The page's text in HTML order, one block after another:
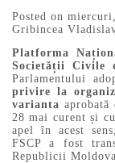
Posted on
Gribincea
Platforma
Societății Civile
Parlamentului
privire la
varianta
28 mai curent și
apel în acest
FSCP a fost
Republicii Moldova.